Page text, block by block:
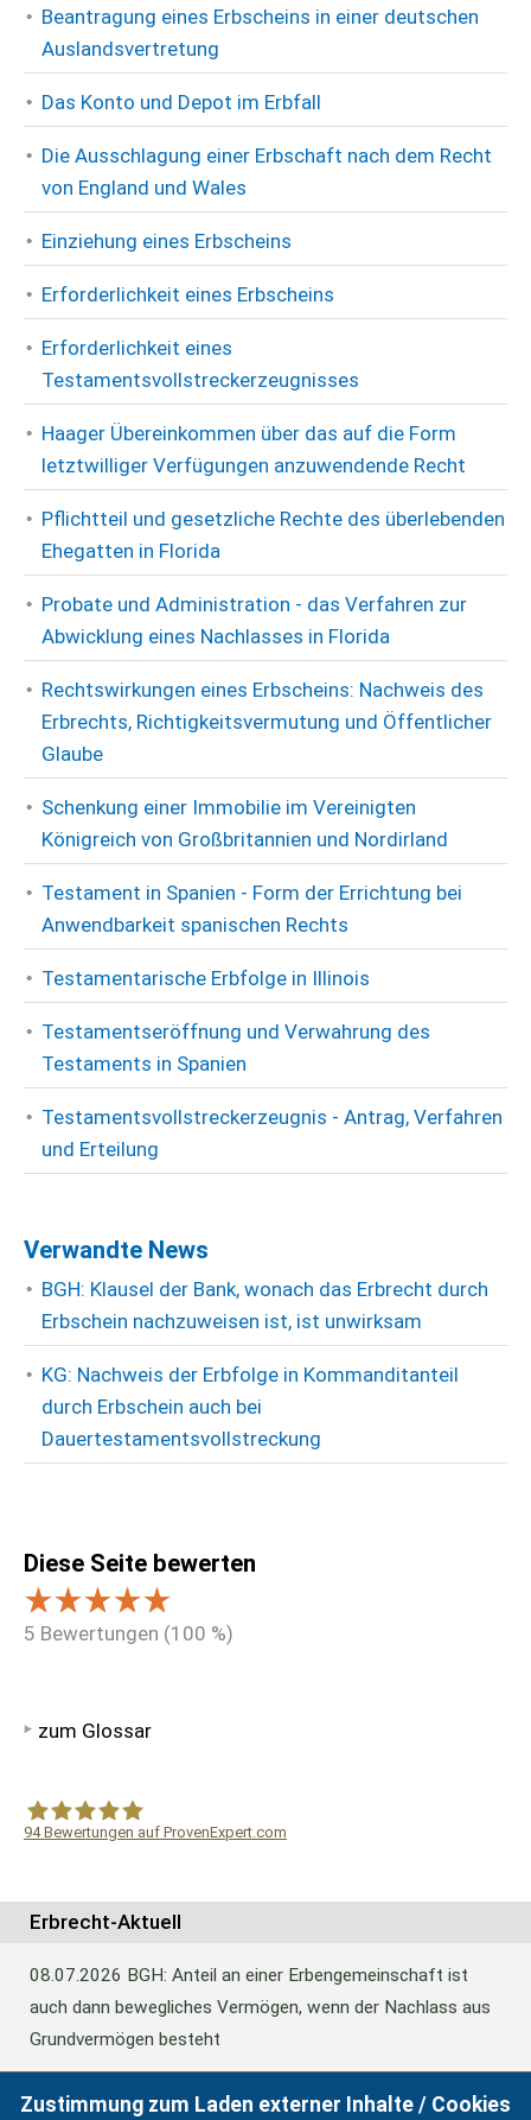
Beantragung eines Erbscheins in einer deutschen
Auslandsvertretung
Das Konto und Depot im Erbfall
Die Ausschlagung einer Erbschaft nach dem Recht
von England und Wales
Einziehung eines Erbscheins
Erforderlichkeit eines Erbscheins
Erforderlichkeit eines
Testamentsvollstreckerzeugnisses
Haager Übereinkommen über das auf die Form
letztwilliger Verfügungen anzuwendende Recht
Pflichtteil und gesetzliche Rechte des überlebenden
Ehegatten in Florida
Probate und Administration - das Verfahren zur
Abwicklung eines Nachlasses in Florida
Rechtswirkungen eines Erbscheins: Nachweis des
Erbrechts, Richtigkeitsvermutung und Öffentlicher
Glaube
Schenkung einer Immobilie im Vereinigten
Königreich von Großbritannien und Nordirland
Testament in Spanien - Form der Errichtung bei
Anwendbarkeit spanischen Rechts
Testamentarische Erbfolge in Illinois
Testamentseröffnung und Verwahrung des
Testaments in Spanien
Testamentsvollstreckerzeugnis - Antrag, Verfahren
und Erteilung
Verwandte News
BGH: Klausel der Bank, wonach das Erbrecht durch
Erbschein nachzuweisen ist, ist unwirksam
KG: Nachweis der Erbfolge in Kommanditanteil
durch Erbschein auch bei
Dauertestamentsvollstreckung
Diese Seite bewerten
5 Bewertungen (100 %)
zum Glossar
94Bewertungen auf ProvenExpert.com
Erbrecht-Aktuell
08.07.2026 BGH: Anteil an einer Erbengemeinschaft ist
auch dann bewegliches Vermögen, wenn der Nachlass aus
Grundvermögen besteht
Zustimmung zum Laden externer Inhalte / Cookies